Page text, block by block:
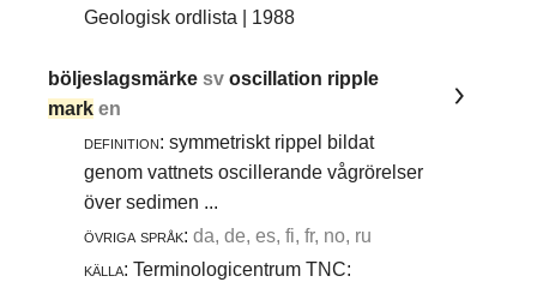
Geologisk ordlista | 1988
böljeslagsmärkesvoscillation ripple
mark en
definition: symmetriskt rippel bildat
genom vattnets oscillerande vågrörelser
över sedimen ...
övriga språk: da, de, es, fi, fr, no, ru
källa: Terminologicentrum TNC: